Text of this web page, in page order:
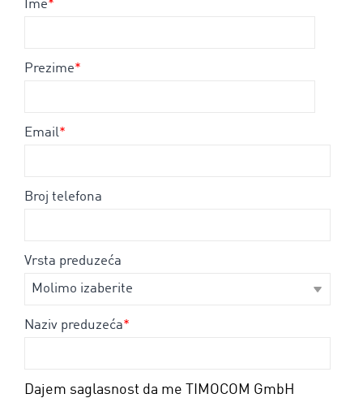
Ime*
Prezime*
Email*
Broj telefona
Vrsta preduzeća
Naziv preduzeća*
Dajem saglasnost da me TIMOCOM GmbH